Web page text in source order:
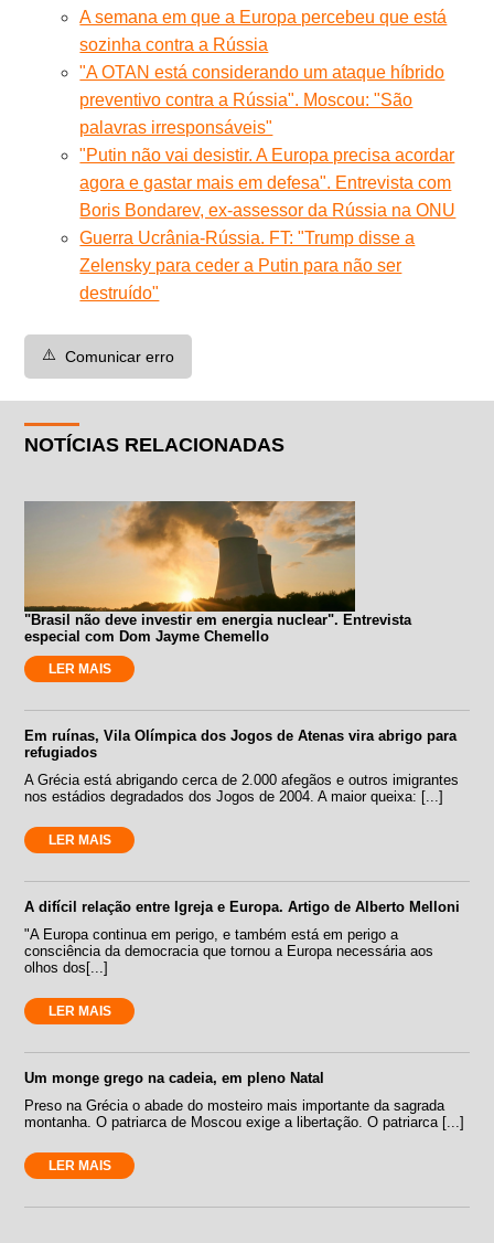
A semana em que a Europa percebeu que está
sozinha contra a Rússia
"A OTAN está considerando um ataque híbrido
preventivo contra a Rússia". Moscou: "São
palavras irresponsáveis"
"Putin não vai desistir. A Europa precisa acordar
agora e gastar mais em defesa". Entrevista com
Boris Bondarev, ex-assessor da Rússia na ONU
Guerra Ucrânia-Rússia. FT: "Trump disse a
Zelensky para ceder a Putin para não ser
destruído"
⚠️ Comunicar erro
NOTÍCIAS RELACIONADAS
"Brasil não deve investir em energia nuclear". Entrevista
especial com Dom Jayme Chemello
LER MAIS
Em ruínas, Vila Olímpica dos Jogos de Atenas vira abrigo para
refugiados
A Grécia está abrigando cerca de 2.000 afegãos e outros imigrantes
nos estádios degradados dos Jogos de 2004. A maior queixa: [...]
LER MAIS
A difícil relação entre Igreja e Europa. Artigo de Alberto Melloni
"A Europa continua em perigo, e também está em perigo a
consciência da democracia que tornou a Europa necessária aos
olhos dos[...]
LER MAIS
Um monge grego na cadeia, em pleno Natal
Preso na Grécia o abade do mosteiro mais importante da sagrada
montanha. O patriarca de Moscou exige a libertação. O patriarca [...]
LER MAIS